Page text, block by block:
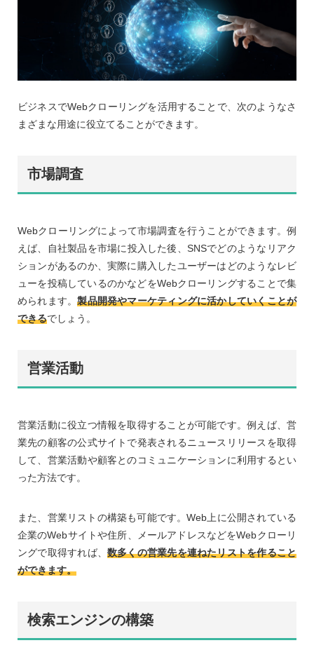
ビジネスでWebクローリングを活用することで、次のようなさ
まざまな用途に役立てることができます。
市場調査
Webクローリングによって市場調査を行うことができます。例
えば、自社製品を市場に投入した後、SNSでどのようなリアク
ションがあるのか、実際に購入したユーザーはどのようなレビ
ューを投稿しているのかなどをWebクローリングすることで集
められます。製品開発やマーケティングに活かしていくことが
できるでしょう。
営業活動
営業活動に役立つ情報を取得することが可能です。例えば、営
業先の顧客の公式サイトで発表されるニュースリリースを取得
して、営業活動や顧客とのコミュニケーションに利用するとい
った方法です。
また、営業リストの構築も可能です。Web上に公開されている
企業のWebサイトや住所、メールアドレスなどをWebクローリ
ングで取得すれば、 数多くの営業先を連ねたリストを作ること
ができます。
検索エンジンの構築